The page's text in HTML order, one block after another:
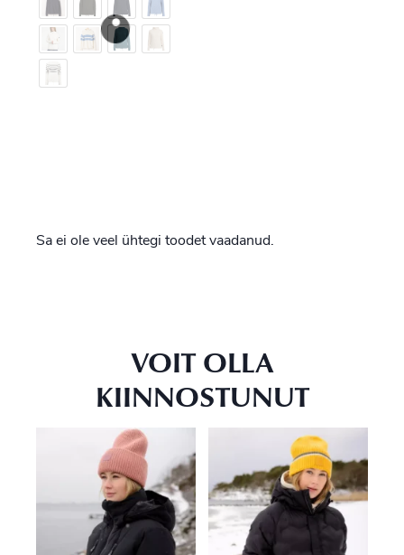
Sa ei ole veel ühtegi toodet vaadanud.
VOIT OLLA
KIINNOSTUNUT